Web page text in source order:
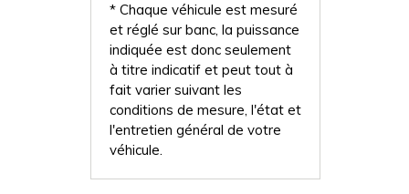
* Chaque véhicule est mesuré
et réglé sur banc, la puissance
indiquée est donc seulement
à titre indicatif et peut tout à
fait varier suivant les
conditions de mesure, l'état et
l'entretien général de votre
véhicule.